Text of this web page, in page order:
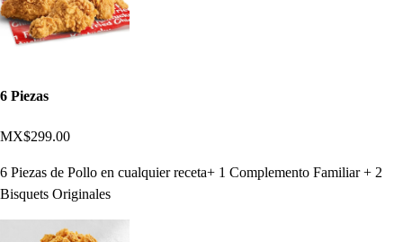
6 Piezas
MX$299.00
6 Piezas de Pollo en cualquier receta+ 1 Complemento Familiar + 2
Bisquets Originales